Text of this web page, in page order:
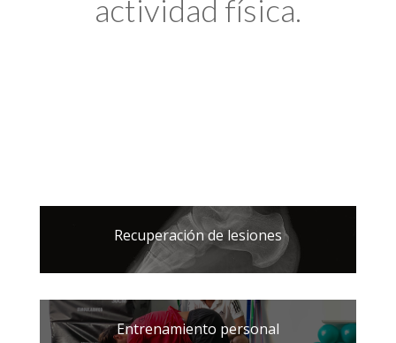
actividad física.
Recuperación de lesiones
Entrenamiento personal